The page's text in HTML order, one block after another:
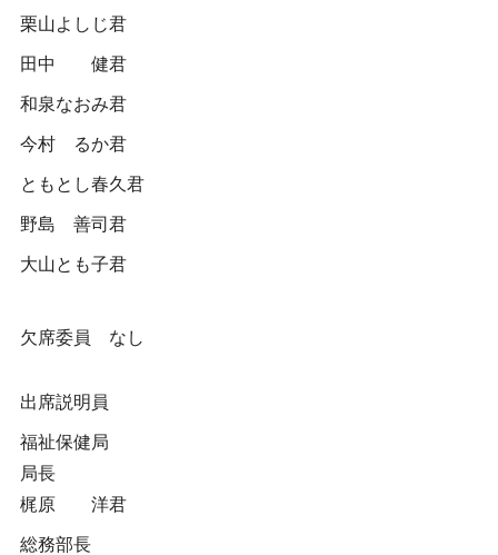
栗山よしじ君
田中 健君
和泉なおみ君
今村 るか君
ともとし春久君
野島 善司君
大山とも子君
欠席委員 なし
出席説明員
福祉保健局
局長
梶原 洋君
総務部長